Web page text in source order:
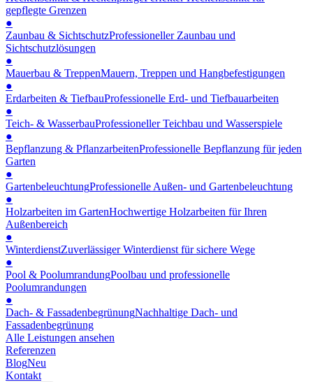
gepflegte Grenzen
●
Zaunbau & SichtschutzProfessioneller Zaunbau und
Sichtschutzlösungen
●
Mauerbau & TreppenMauern, Treppen und Hangbefestigungen
●
Erdarbeiten & TiefbauProfessionelle Erd- und Tiefbauarbeiten
●
Teich- & WasserbauProfessioneller Teichbau und Wasserspiele
●
Bepflanzung & PflanzarbeitenProfessionelle Bepflanzung für jeden
Garten
●
GartenbeleuchtungProfessionelle Außen- und Gartenbeleuchtung
●
Holzarbeiten im GartenHochwertige Holzarbeiten für Ihren
Außenbereich
●
WinterdienstZuverlässiger Winterdienst für sichere Wege
●
Pool & PoolumrandungPoolbau und professionelle
Poolumrandungen
●
Dach- & FassadenbegrünungNachhaltige Dach- und
Fassadenbegrünung
Alle Leistungen ansehen
Referenzen
BlogNeu
Kontakt